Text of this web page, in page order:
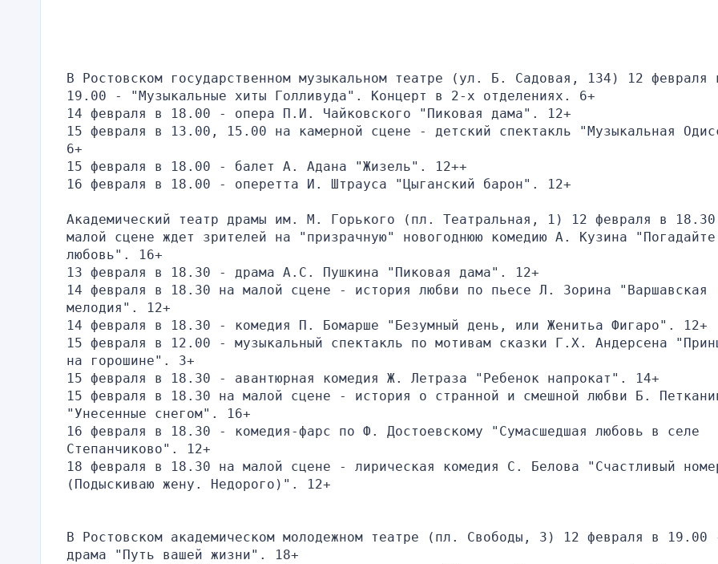
В Ростовском государственном музыкальном театре (ул. Б. Садовая, 134) 12 февраля
19.00 - "Музыкальные хиты Голливуда". Концерт в 2-х отделениях. 6+
14 февраля в 18.00 - опера П.И. Чайковского "Пиковая дама". 12+
15 февраля в 13.00, 15.00 на камерной сцене - детский спектакль "Музыкальная
6+
15 февраля в 18.00 - балет А. Адана "Жизель". 12++
16 февраля в 18.00 - оперетта И. Штрауса "Цыганский барон". 12+
Академический театр драмы им. М. Горького (пл. Театральная, 1) 12 февраля в
малой сцене ждет зрителей на "призрачную" новогоднюю комедию А. Кузина
любовь". 16+
13 февраля в 18.30 - драма А.С. Пушкина "Пиковая дама". 12+
14 февраля в 18.30 на малой сцене - история любви по пьесе Л. Зорина "Варшавская
мелодия". 12+
14 февраля в 18.30 - комедия П. Бомарше "Безумный день, или Женитьа Фигаро". 12+
15 февраля в 12.00 - музыкальный спектакль по мотивам сказки Г.Х. Андерсена
на горошине". 3+
15 февраля в 18.30 - авантюрная комедия Ж. Летраза "Ребенок напрокат". 14+
15 февраля в 18.30 на малой сцене - история о странной и смешной любви Б.
"Унесенные снегом". 16+
16 февраля в 18.30 - комедия-фарс по Ф. Достоевскому "Сумасшедшая любовь в селе
Степанчиково". 12+
18 февраля в 18.30 на малой сцене - лирическая комедия С. Белова "Счастливый
(Подыскиваю жену. Недорого)". 12+
В Ростовском академическом молодежном театре (пл. Свободы, 3) 12 февраля в 19.00
драма "Путь вашей жизни". 18+